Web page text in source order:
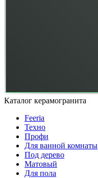
Каталог керамогранита
Feeria
Техно
Профи
Для ванной комнаты
Под дерево
Матовый
Для пола